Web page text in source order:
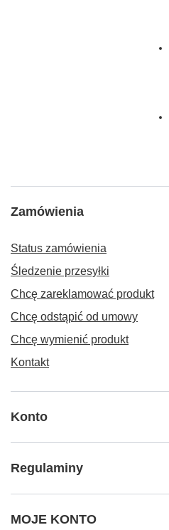
Zamówienia
Status zamówienia
Śledzenie przesyłki
Chcę zareklamować produkt
Chcę odstąpić od umowy
Chcę wymienić produkt
Kontakt
Konto
Regulaminy
MOJE KONTO